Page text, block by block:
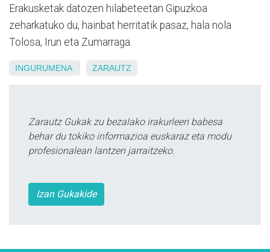
Erakusketak datozen hilabeteetan Gipuzkoa
zeharkatuko du, hainbat herritatik pasaz, hala nola
Tolosa, Irun eta Zumarraga.
INGURUMENA ZARAUTZ
Zarautz Gukak zu bezalako irakurleen babesa
behar du tokiko informazioa euskaraz eta modu
profesionalean lantzen jarraitzeko.
Izan Gukakide